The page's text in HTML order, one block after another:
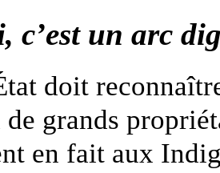
c’est un arc
doit
de grands
en fait aux